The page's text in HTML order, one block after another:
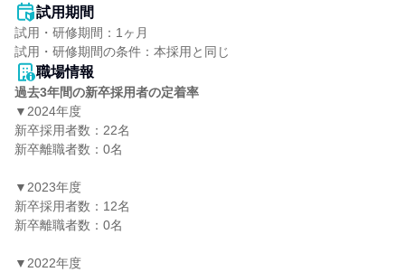
試用期間
試用・研修期間：1ヶ月
職場情報
過去3年間の新卒採用者の定着率
▼2024年度
新卒採用者数：22名
新卒離職者数：0名
▼2023年度
新卒採用者数：12名
新卒離職者数：0名
▼2022年度